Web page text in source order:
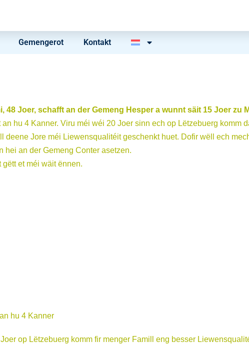
Gemengerot Kontakt
48 Joer, schafft an der Gemeng Hesper a wunnt säit 15 Joer zu
an hu 4 Kanner. Viru méi wéi 20 Joer sinn ech op Lëtzebuerg komm
deene Jore méi Liewensqualitéit geschenkt huet. Dofir wëll ech
hei an der Gemeng Conter asetzen.
gëtt et méi wäit ënnen.
hu 4 Kanner
op Lëtzebuerg komm fir menger Famill eng besser